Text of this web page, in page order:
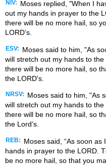
NIV:
Moses replied, "When I
out my hands in prayer to the
there will be no more hail, so
LORD’s.
ESV:
Moses said to him, "As
will stretch out my hands to
there will be no more hail, so
the LORD's.
NRSV:
Moses said to him, "As
will stretch out my hands to
there will be no more hail, so
the Lord’s.
REB:
Moses said, “As soon
hands in prayer to the LORD.
be no more hail, so that you